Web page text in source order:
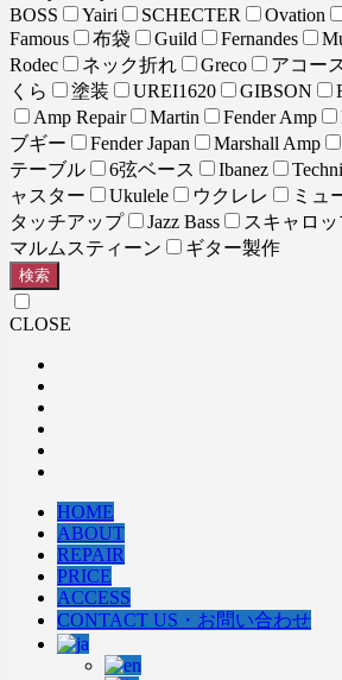
BOSS
Yairi SCHECTER Ovation
Famous
布袋 Guild Fernandes
Rodec
ネック折れ Greco アコー
くら
塗装 UREI1620 GIBSON
Amp Repair
Martin Fender Amp
ブギー
Fender Japan Marshall Amp
テーブル
6弦ベース Ibanez
ャスター
Ukulele ウクレレ
ミュ
タッチアップ
Jazz Bass スキャロッ
マルムスティーン
ギター製作
検索
CLOSE
HOME
ABOUT
REPAIR
PRICE
ACCESS
CONTACT US・お問い合わせ